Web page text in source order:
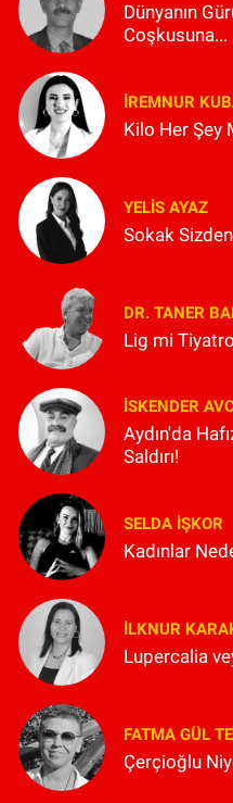
Dünyanın
Coşkusuna...
İREMNUR
Kilo Her Şey
YELIS AYAZ
Sokak
DR. TANER
Lig mi
İSKENDER
Aydın'da
Saldırı!
SELDA İŞKOR
Kadınlar
İLKNUR
Lupercalia
FATMA GÜL
Çerçioğlu